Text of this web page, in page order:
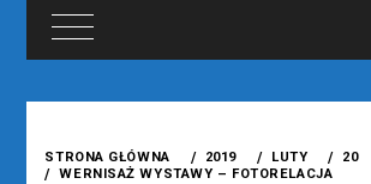
treści
STRONA GŁÓWNA 2019 LUTY
20
WERNISAŻ WYSTAWY – FOTORELACJA